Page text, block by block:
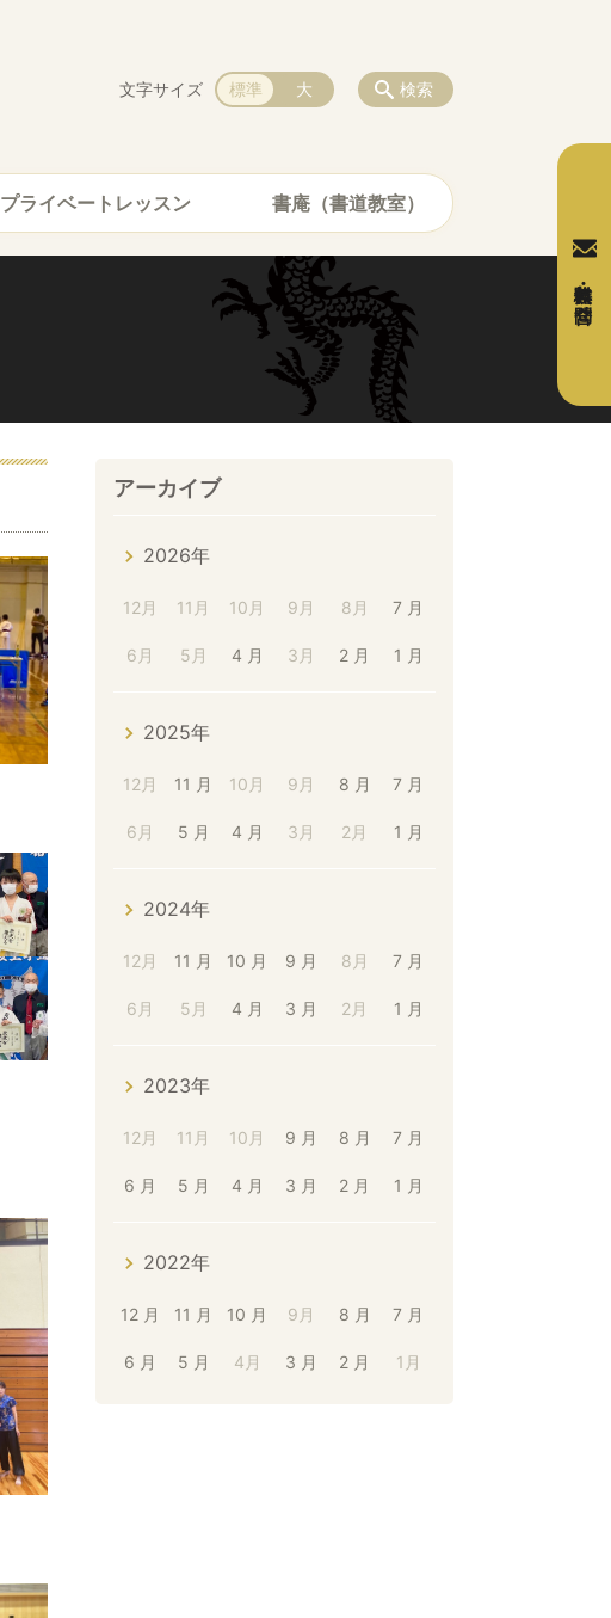
プライベートレッスン 書庵（書道教室）
検索
文字サイズ 標準 大
無料体験・お問合せ
アーカイブ
2026年
12月 11月 10月 9月 8月 7 月
6月 5月 4 月 3月 2 月 1 月
2025年
12月 11 月 10月 9月 8 月 7 月
6月 5 月 4 月 3月 2月 1 月
2024年
12月 11 月 10 月 9 月 8月 7 月
6月 5月 4 月 3 月 2月 1 月
2023年
12月 11月 10月 9 月 8 月 7 月
6 月 5 月 4 月 3 月 2 月 1 月
2022年
12 月 11 月 10 月 9月 8 月 7 月
6 月 5 月 4月 3 月 2 月 1月